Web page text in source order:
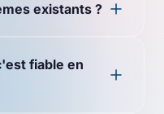
existants ?
fiable en